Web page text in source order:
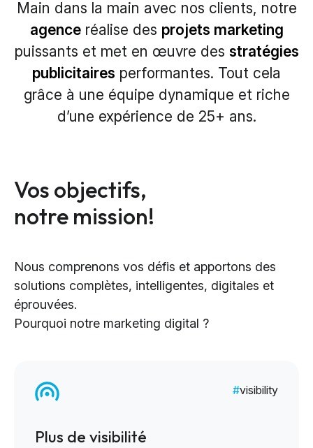
Main dans la main avec nos clients, notre
agence réalise des projets marketing
puissants et met en œuvre des stratégies
publicitaires performantes. Tout cela
grâce à une équipe dynamique etriche
d’une expérience de 25+ ans.
Vos objectifs,
notre mission!
Nous comprenons vos défis et apportons des
solutions complètes, intelligentes, digitales et
éprouvées.
Pourquoi notre marketing digital ?
visibility
Plus de visibilité